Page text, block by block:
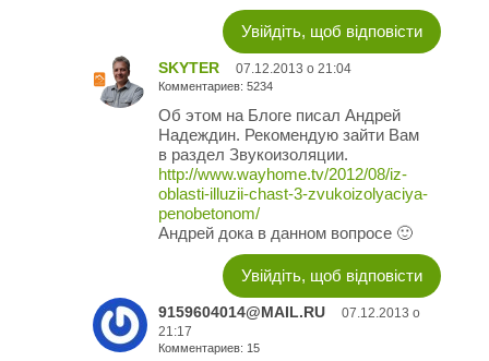
Увійдіть, щоб відповісти
SKYTER 07.12.2013 о 21:04
Комментариев: 5234
Об этом на Блоге писал Андрей
Надеждин. Рекомендую зайти Вам
в раздел Звукоизоляции.
http://www.wayhome.tv/2012/08/iz-
oblasti-illuzii-chast-3-zvukoizolyaciya-
penobetonom/
Андрей дока в данном вопросе 🙂
Увійдіть, щоб відповісти
9159604014@MAIL.RU
07.12.2013 о
21:17
Комментариев: 15